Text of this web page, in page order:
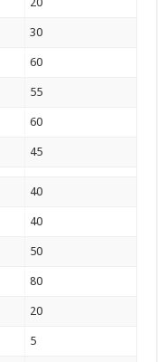
30
60
55
60
45
40
40
50
80
20
5